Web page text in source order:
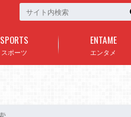
スポーツ
SPORTS
エンタメ
ENTAME